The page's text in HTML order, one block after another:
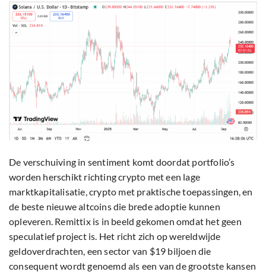
De verschuiving in sentiment komt doordat portfolio’s
worden herschikt richting crypto met een lage
marktkapitalisatie, crypto met praktische toepassingen, en
de beste nieuwe altcoins die brede adoptie kunnen
opleveren. Remittix is in beeld gekomen omdat het geen
speculatief project is. Het richt zich op wereldwijde
geldoverdrachten, een sector van $19 biljoen die
consequent wordt genoemd als een van de grootste kansen